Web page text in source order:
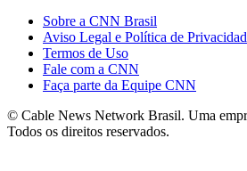
Sobre a CNN Brasil
Aviso Legal e Política de
Termos de Uso
Fale com a CNN
Faça parte da Equipe CNN
© Cable News Network Brasil. Uma
Todos os direitos reservados.